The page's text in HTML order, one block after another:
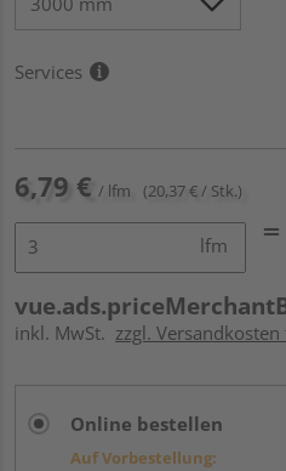
Services
6,79 € / lfm (20,37 € / Stk.)
lfm
inkl. MwSt. zzgl.
Online bestellen
Auf Vorbestellung: